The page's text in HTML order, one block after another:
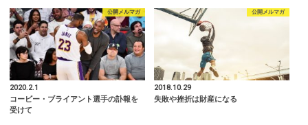
公開メルマガ
2020.2.1
コービー・ブライアント選手の訃報を
受けて
公開メルマガ
2018.10.29
失敗や挫折は財産になる